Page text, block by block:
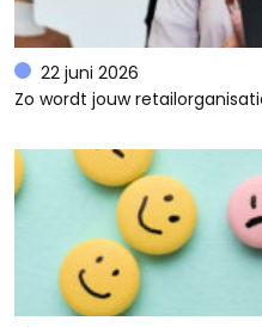
22 juni 2026
Zo wordt jouw